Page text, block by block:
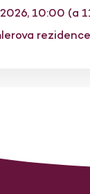
2026, 10:00 (a
rezidence